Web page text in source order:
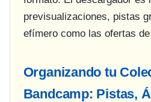
previsualizaciones, pistas
efímero como las ofertas
Organizando tu
Bandcamp: Pistas,